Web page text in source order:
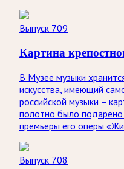
Выпуск 709
Картина
В Музее музыки
искусства, имеющий
российской музыки –
полотно было подарено
премьеры его оперы
Выпуск 708